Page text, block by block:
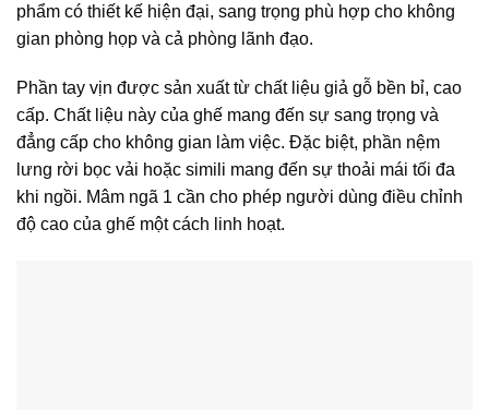
phẩm có thiết kế hiện đại, sang trọng phù hợp cho không
gian phòng họp và cả phòng lãnh đạo.
Phần tay vịn được sản xuất từ chất liệu giả gỗ bền bỉ, cao
cấp. Chất liệu này của ghế mang đến sự sang trọng và
đẳng cấp cho không gian làm việc. Đặc biệt, phần nệm
lưng rời bọc vải hoặc simili mang đến sự thoải mái tối đa
khi ngồi. Mâm ngã 1 cần cho phép người dùng điều chỉnh
độ cao của ghế một cách linh hoạt.